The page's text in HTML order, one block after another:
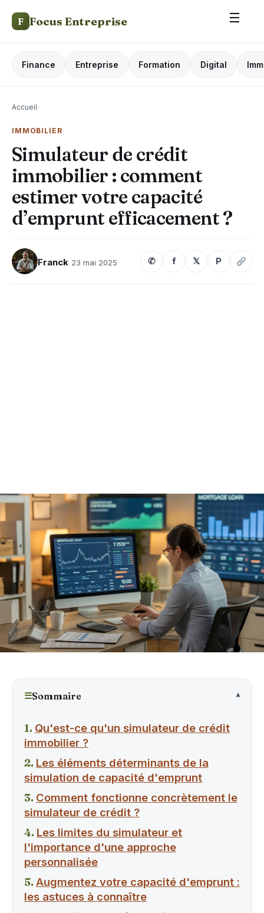
F Focus Entreprise ☰
Finance Entreprise Formation Digital
Accueil›
IMMOBILIER
Simulateur de crédit
immobilier : comment
estimer votre capacité
d’emprunt efficacement ?
Franck 23 mai 2025 ✆ f 𝕏 P
☰Sommaire
Qu'est-ce qu'un simulateur de crédit
immobilier ?
Les éléments déterminants de la
simulation de capacité d'emprunt
Comment fonctionne concrètement le
simulateur de crédit ?
Les limites du simulateur et
l'importance d'une approche
personnalisée
Augmentez votre capacité d'emprunt :
les astuces à connaître